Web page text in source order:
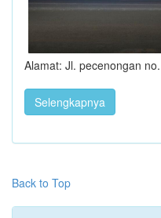
Alamat: Jl. pecenongan
Selengkapnya
Back to Top